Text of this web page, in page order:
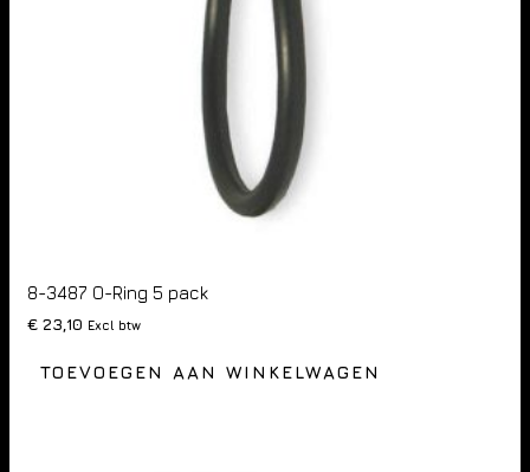
8-3487 O-Ring 5 pack
€ 23,10 Excl btw
TOEVOEGEN AAN WINKELWAGEN